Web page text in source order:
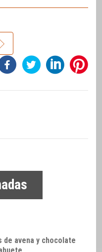
de avena y chocolate